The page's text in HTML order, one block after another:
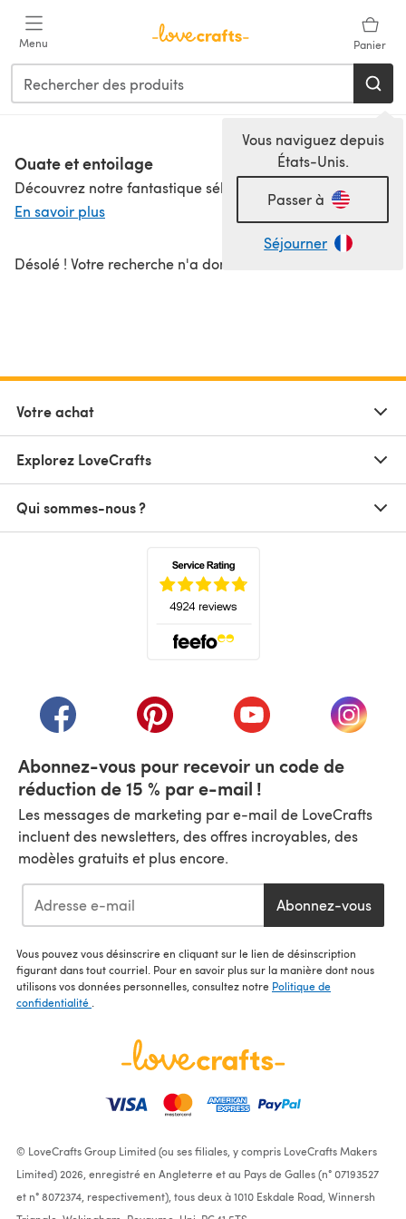
Menu Panier
Vous naviguez depuis
États-Unis.
Passer à
Séjourner
Ouate et entoilage
En savoir plus
Désolé ! Votre recherche n'a donné aucun résultat
Votre achat
Explorez LoveCrafts
Qui sommes-nous ?
(s'ouvre dans un nouvel onglet)
(s'ouvre dans un nouvel onglet)
(s'ouvre dans un(s'ouvre
Abonnez-vous pour recevoir un code de
réduction de 15 % par e-mail !
Les messages de marketing par e-mail de LoveCrafts
incluent des newsletters, des offres incroyables, des
modèles gratuits et plus encore.
Abonnez-vous
Vous pouvez vous désinscrire en cliquant sur le lien de désinscription
figurant dans tout courriel. Pour en savoir plus sur la manière dont nous
utilisons vos données personnelles, consultez notre Politique de
confidentialité .
© LoveCrafts Group Limited (ou ses filiales, y compris LoveCrafts Makers
Limited) 2026, enregistré en Angleterre et au Pays de Galles (n° 07193527
et n° 8072374, respectivement), tous deux à 1010 Eskdale Road, Winnersh